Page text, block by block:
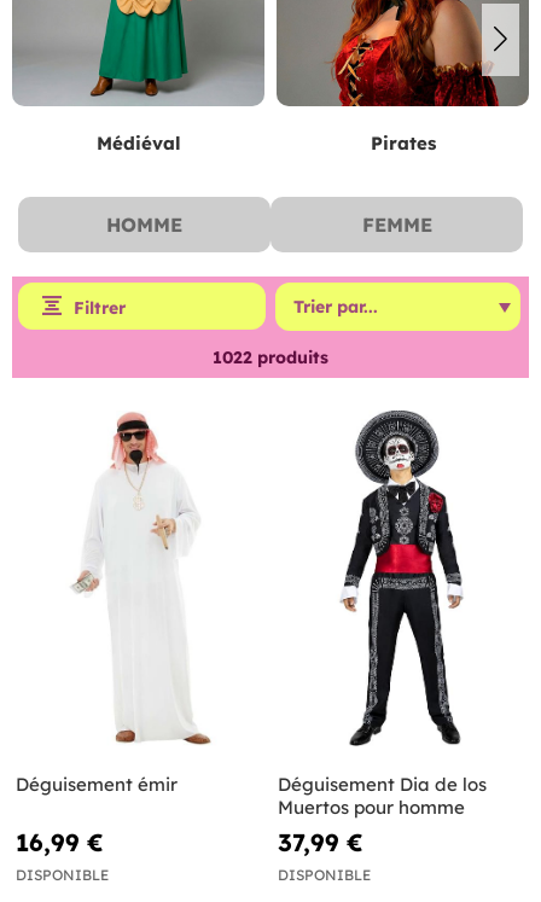
Médiéval Pirates
HOMME FEMME
Filtrer
1022 produits
Déguisement émir
16,99 €
DISPONIBLE
Déguisement Dia de los
Muertos pour homme
37,99 €
DISPONIBLE